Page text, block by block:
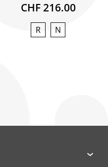
CHF 216.00
R N